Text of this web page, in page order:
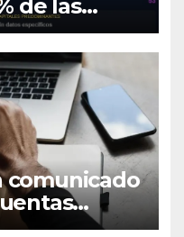
de las
Mar del
a
comunicado
de